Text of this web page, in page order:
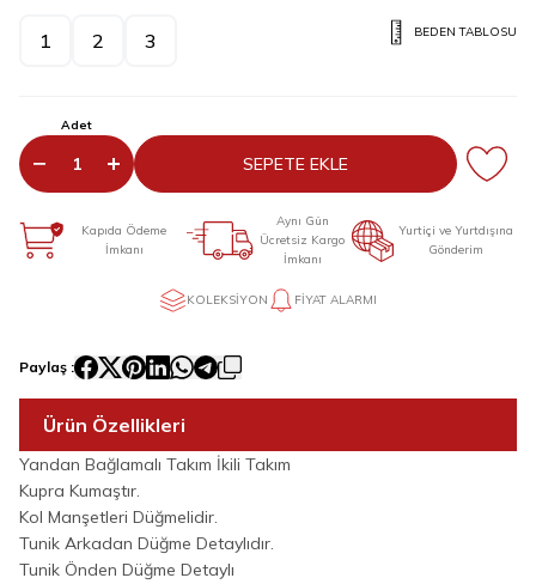
1 2 3 BEDEN TABLOSU
Adet
SEPETE EKLE
Kapıda Ödeme
İmkanı
Aynı Gün
Ücretsiz Kargo
İmkanı
Yurtiçi ve Yurtdışına
Gönderim
KOLEKSIYON FIYAT ALARMI
Paylaş :
Ürün Özellikleri
Yandan Bağlamalı Takım İkili Takım
Kupra Kumaştır.
Kol Manşetleri Düğmelidir.
Tunik Arkadan Düğme Detaylıdır.
Tunik Önden Düğme Detaylı